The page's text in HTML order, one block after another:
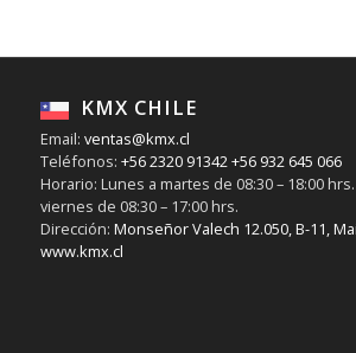
KMX CHILE
Email: ventas@kmx.cl
Teléfonos: +56 2320 91342+56 932 645 066
Horario: Lunes a martes de 08:30 – 18:00
viernes de 08:30 – 17:00 hrs.
Dirección: Monseñor Valech 12.050, B-11,
www.kmx.cl